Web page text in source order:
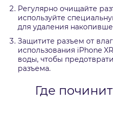
Регулярно очищайте
используйте
для удаления
Защитите разъем от
использования iPhone
воды, чтобы
разъема.
Где